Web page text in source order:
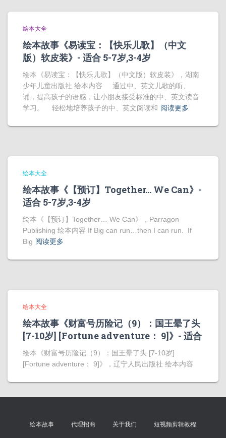
绘本大全
绘本故事《易读宝：【快乐儿歌】（中文
版）软皮装》- 适合 5-7岁,3-4岁
绘本《易读宝：【快乐儿歌】（中文版）软皮装》，湖南
少年儿童出版社 绘本内容 通过中、英文儿歌的听、
诵，提高孩子的语感，让小朋友接受标准的中、英文读音
学习。 轻松地培养孩子的中、英文阅读和 阅读更多
绘本大全
绘本故事《【预订】Together… We Can》-
适合 5-7岁,3-4岁
绘本《【预订】Together… We Can》，Parragon
Publishing 绘本内容 If Big can run…then I can run. If
Big 阅读更多
绘本大全
绘本故事《财富号历险记（9）：国王晕了头
[7-10岁] [Fortune adventure： 9]》- 适合
绘本《财富号历险记（9）：国王晕了头 [7-10岁]
[Fortune adventure： 9]》，辽宁人民出版社 绘本内容
绘本故事 代理招商 关于我们 短视频剪辑教程